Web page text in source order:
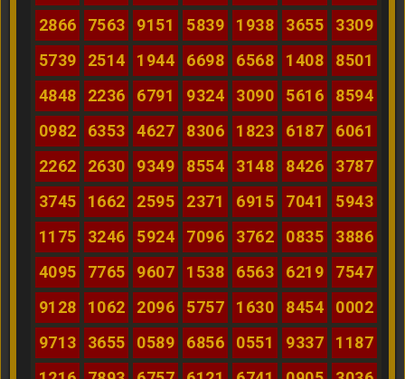
2866
7563 9151 5839 1938 3655
3309
5739
2514 1944 6698 6568 1408
8501
4848
2236 6791 9324 3090 5616
8594
0982
6353 4627 8306 1823 6187
6061
2262
2630 9349 8554 3148 8426
3787
3745
1662 2595 2371 6915 7041
5943
1175
3246 5924 7096 3762 0835
3886
4095
7765 9607 1538 6563 6219
7547
9128
1062 2096 5757 1630 8454
0002
9713
3655 0589 6856 0551 9337
1187